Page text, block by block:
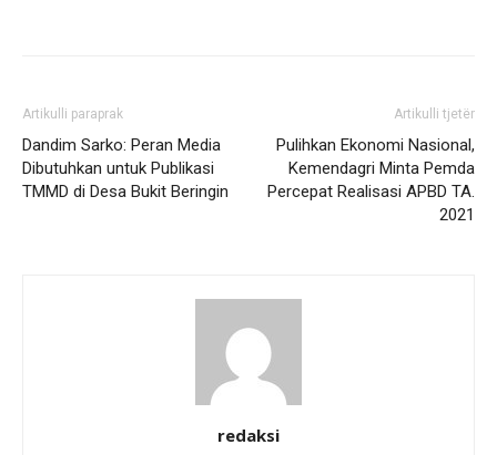
Artikulli paraprak
Dandim Sarko: Peran Media
Dibutuhkan untuk Publikasi
TMMD di Desa Bukit Beringin
Artikulli tjetër
Pulihkan Ekonomi Nasional,
Kemendagri Minta Pemda
Percepat Realisasi APBD TA.
2021
redaksi